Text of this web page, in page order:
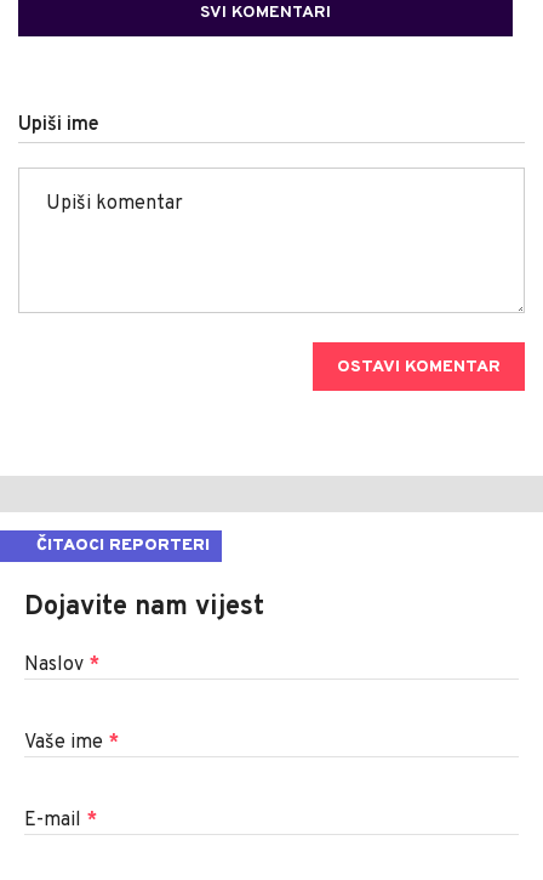
SVI KOMENTARI
Upiši ime
OSTAVI KOMENTAR
ČITAOCI REPORTERI
Dojavite nam vijest
Naslov *
Vaše ime *
E-mail *